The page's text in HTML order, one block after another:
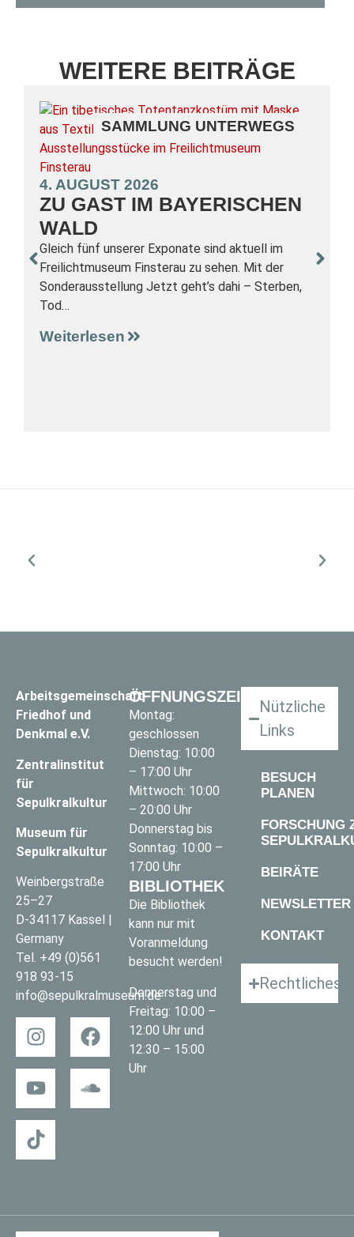
WEITERE BEITRÄGE
SAMMLUNG UNTERWEGS
4. AUGUST 2026
ZU GAST IM BAYERISCHEN
WALD
Gleich fünf unserer Exponate sind aktuell im
Freilichtmuseum Finsterau zu sehen. Mit der
Sonderausstellung Jetzt geht’s dahi – Sterben,
Tod…
Weiterlesen
Arbeitsgemeinschaft
Friedhof und
Denkmal e.V.
Zentralinstitut
für
Sepulkralkultur
Museum für
Sepulkralkultur
Weinbergstraße
25–27
D-34117 Kassel |
Germany
Tel. +49 (0)561
918 93-15
info@sepulkralmuseum.de
ÖFFNUNGSZEITEN
Montag:
geschlossen
Dienstag: 10:00
– 17:00 Uhr
Mittwoch: 10:00
– 20:00 Uhr
Donnerstag bis
Sonntag: 10:00 –
17:00 Uhr
BIBLIOTHEK
Die Bibliothek
kann nur mit
Voranmeldung
besucht werden!
Donnerstag und
Freitag: 10:00 –
12:00 Uhr und
12:30 – 15:00
Uhr
Nützliche
Links
BESUCH
PLANEN
FORSCHUNG
BEIRÄTE
NEWSLETTER
KONTAKT
Rechtliches